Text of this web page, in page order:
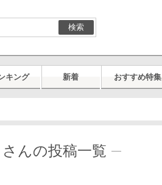
検索
キング 新着 おすすめ特集
んの投稿一覧